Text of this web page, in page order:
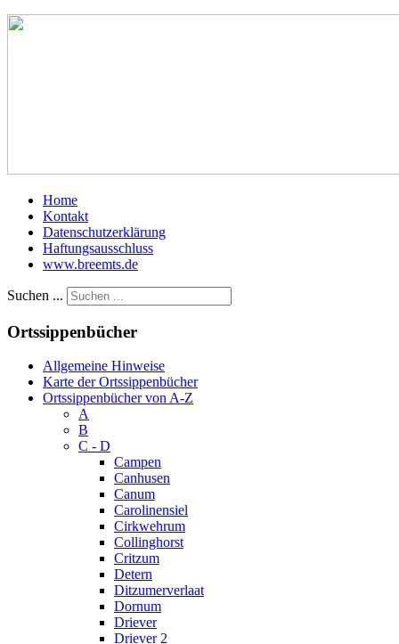
Home
Kontakt
Datenschutzerklärung
Haftungsausschluss
www.breemts.de
Suchen ...
Ortssippenbücher
Allgemeine Hinweise
Karte der Ortssippenbücher
Ortssippenbücher von A-Z
A
B
C - D
Campen
Canhusen
Canum
Carolinensiel
Cirkwehrum
Collinghorst
Critzum
Detern
Ditzumerverlaat
Dornum
Driever
Driever 2